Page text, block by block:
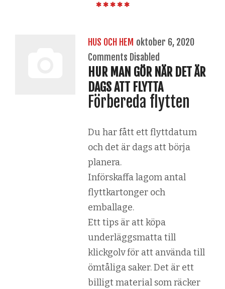
HUS OCH HEM oktober 6, 2020
Comments Disabled
HUR MAN GÖR NÄR DET ÄR
DAGS ATT FLYTTA
Förbereda flytten
Du har fått ett flyttdatum
och det är dags att börja
planera.
Införskaffa lagom antal
flyttkartonger och
emballage.
Ett tips är att köpa
underläggsmatta till
klickgolv för att använda till
ömtåliga saker. Det är ett
billigt material som räcker